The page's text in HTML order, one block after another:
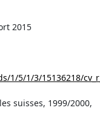
2015
1/5/1/3/15136218/
suisses, 1999/2000,